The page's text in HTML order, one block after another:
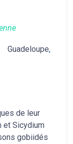
Guadeloupe,
de leur
et Sicydium
gobiidés